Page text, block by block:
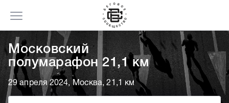
Московский
полумарафон 21,1 км
29 апреля 2024, Москва, 21,1 км